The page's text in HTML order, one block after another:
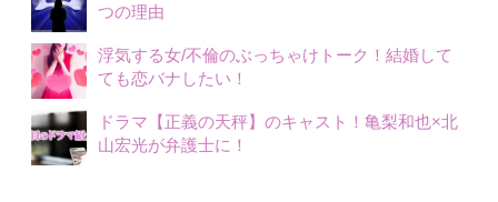
つの理由
浮気する女/不倫のぶっちゃけトーク！結婚して
ても恋バナしたい！
ドラマ【正義の天秤】のキャスト！亀梨和也×北
山宏光が弁護士に！